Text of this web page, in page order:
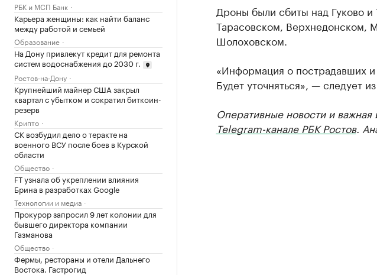
РБК и МСП Банк
Карьера женщины: как найти баланс
между работой и семьей
Образование
На Дону привлекут кредит для ремонта
систем водоснабжения до 2030 г.
Ростов-на-Дону
Крупнейший майнер США закрыл
квартал с убытком и сократил биткоин-
резерв
Крипто
СК возбудил дело о теракте на
военного ВСУ после боев в Курской
области
Общество
FT узнала об укреплении влияния
Брина в разработках Google
Технологии и медиа
Прокурор запросил 9 лет колонии для
бывшего директора компании
Газманова
Общество
Фермы, рестораны и отели Дальнего
Востока. Гастрогид
Дроны были сбиты над Гуково и
Тарасовском, Верхнедонском,
Шолоховском.
«Информация о пострадавших и
Будет уточняться», — следует
Оперативные новости и
Telegram-канале РБК Ростов.